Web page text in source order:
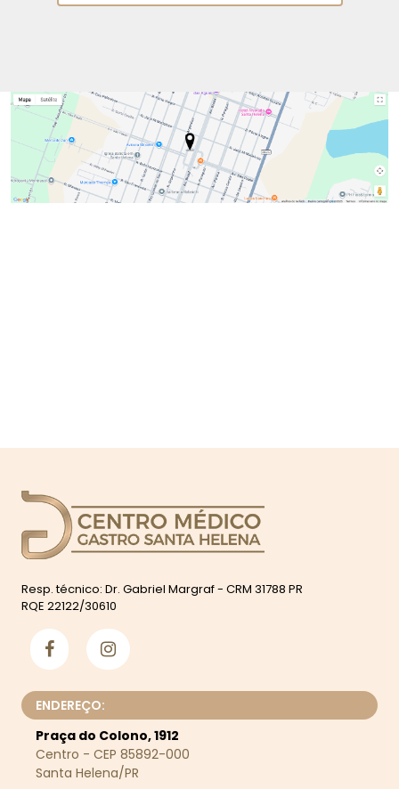
Resp. técnico: Dr. Gabriel Margraf - CRM 31788 PR
RQE 22122/30610
ENDEREÇO:
Praça do Colono, 1912
Centro - CEP 85892-000
Santa Helena/PR